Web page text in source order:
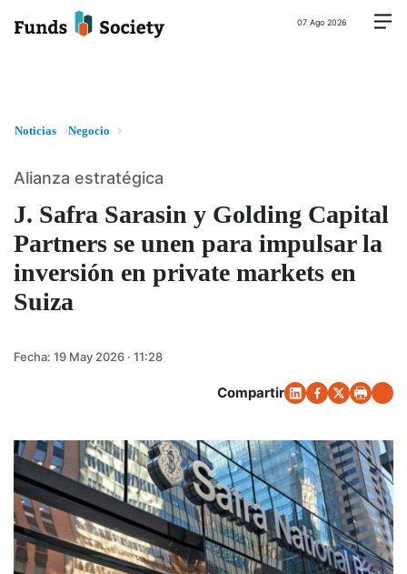
07 Ago 2026
Noticias Negocio
J. Safra Sarasin y Golding Capital
Partners se unen para impulsar la
inversión en private markets en
Suiza
Alianza estratégica
Fecha: 19 May 2026 · 11:28
Compartir